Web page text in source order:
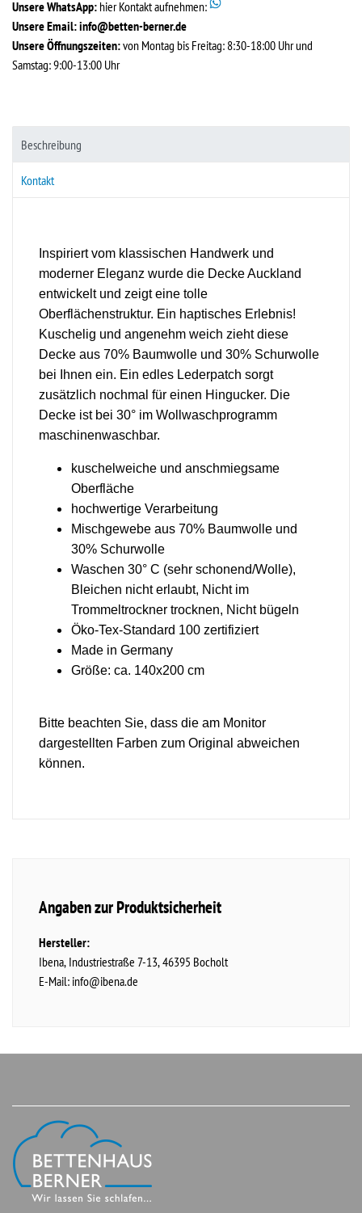
Unsere WhatsApp: hier Kontakt aufnehmen:
Unsere Email:info@betten-berner.de
Unsere Öffnungszeiten:von Montag bis Freitag: 8:30-18:00 Uhr und
Samstag: 9:00-13:00 Uhr
Beschreibung
Kontakt
Inspiriert vom klassischen Handwerk und
moderner Eleganz wurde die Decke Auckland
entwickelt und zeigt eine tolle
Oberflächenstruktur. Ein haptisches Erlebnis!
Kuschelig und angenehm weich zieht diese
Decke aus 70% Baumwolle und 30% Schurwolle
bei Ihnen ein. Ein edles Lederpatch sorgt
zusätzlich nochmal für einen Hingucker. Die
Decke ist bei 30° im Wollwaschprogramm
maschinenwaschbar.
kuschelweiche und anschmiegsame
Oberfläche
hochwertige Verarbeitung
Mischgewebe aus 70% Baumwolle und
30% Schurwolle
Waschen 30° C (sehr schonend/Wolle),
Bleichen nicht erlaubt, Nicht im
Trommeltrockner trocknen, Nicht bügeln
Öko-Tex-Standard 100 zertifiziert
Made in Germany
Größe: ca. 140x200 cm
Bitte beachten Sie, dass die am Monitor
dargestellten Farben zum Original abweichen
können.
Angaben zur Produktsicherheit
Hersteller:
Ibena Industriestraße 7-13 46395 Bocholt
E-Mail: info@ibena.de